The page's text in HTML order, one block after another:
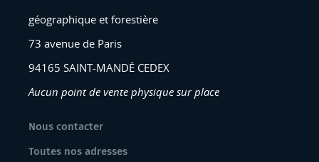
géographique et forestière
73 avenue de Paris
94165 SAINT-MANDÉ CEDEX
Aucun point de vente physique sur place
Nous contacter
Toutes nos adresses